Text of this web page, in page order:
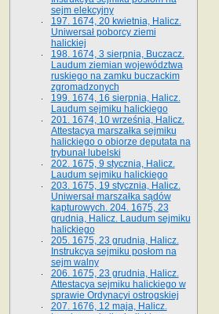
sejm elekcyjny
197. 1674, 20 kwietnia, Halicz.
Uniwersał poborcy ziemi
halickiej
198. 1674, 3 sierpnia, Buczacz.
Laudum ziemian województwa
ruskiego na zamku buczackim
zgromadzonych
199. 1674, 16 sierpnia, Halicz.
Laudum sejmiku halickiego
201. 1674, 10 września, Halicz.
Attestacya marszałka sejmiku
halickiego o obiorze deputata na
trybunał lubelski
202. 1675, 9 stycznia, Halicz.
Laudum sejmiku halickiego
203. 1675, 19 stycznia, Halicz.
Uniwersał marszałka sądów
kapturowych. 204. 1675, 23
grudnia, Halicz. Laudum sejmiku
halickiego
205. 1675, 23 grudnia, Halicz.
Instrukcya sejmiku posłom na
sejm walny
206. 1675, 23 grudnia, Halicz.
Attestacya sejmiku halickiego w
sprawie Ordynacyi ostrogskiej
207. 1676, 12 maja, Halicz.